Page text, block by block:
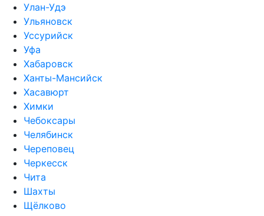
Улан-Удэ
Ульяновск
Уссурийск
Уфа
Хабаровск
Ханты-Мансийск
Хасавюрт
Химки
Чебоксары
Челябинск
Череповец
Черкесск
Чита
Шахты
Щёлково